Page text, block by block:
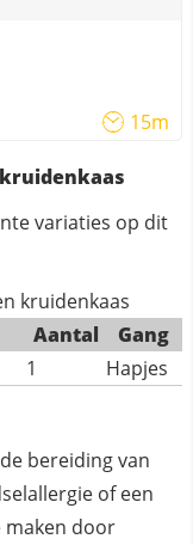
15m
variaties op dit
kruidenkaas
Aantal
Gang
1
Hapjes
bereiding van
of een
maken door